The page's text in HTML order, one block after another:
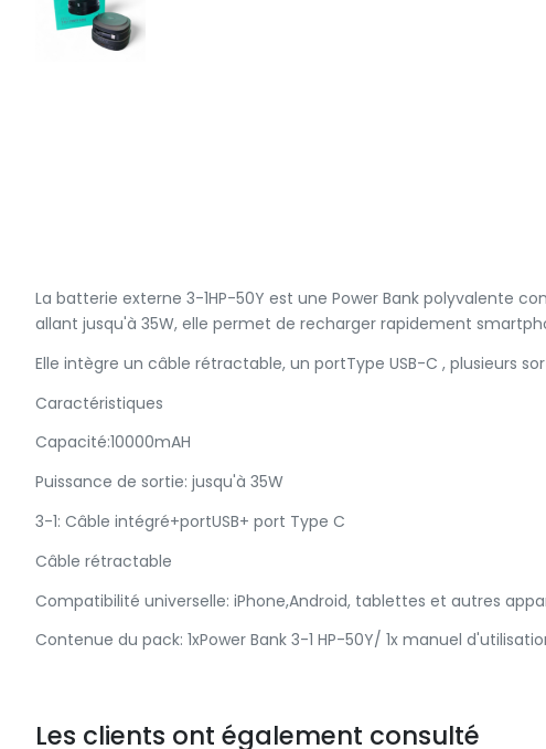
La batterie externe 3-1HP-50Y est une Power Bank polyvalente
allant jusqu'à 35W, elle permet de recharger rapidement
Elle intègre un câble rétractable, un portType USB-C , plusieurs
Caractéristiques
Capacité:10000mAH
Puissance de sortie: jusqu'à 35W
3-1: Câble intégré+portUSB+ port Type C
Câble rétractable
Compatibilité universelle: iPhone,Android, tablettes et autres
Contenue du pack: 1xPower Bank 3-1 HP-50Y/ 1x manuel
Les clients ont également consulté